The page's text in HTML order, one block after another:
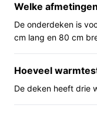
In gebruik legt u de
snoer aan de
een verlicht display
de wasmachine
specificaties niet
Welke
De onderdeken is
cm lang en 80 cm
Hoeveel
De deken heeft drie